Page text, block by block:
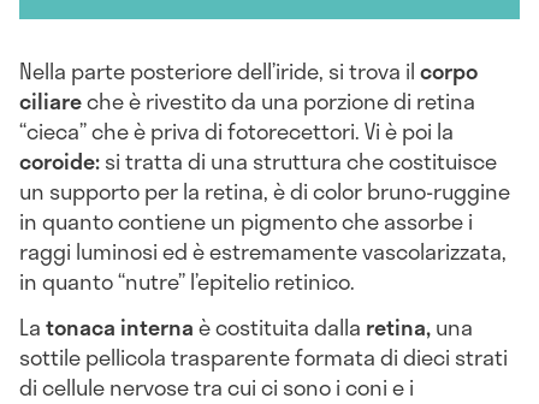
Nella parte posteriore dell’iride, si trova ilcorpo
ciliareche è rivestito da una porzione di retina
“cieca” che è priva di fotorecettori. Vi è poi la
coroide:si tratta di una struttura che costituisce
un supporto per la retina, è di color bruno-ruggine
in quanto contiene un pigmento che assorbe i
raggi luminosi ed è estremamente vascolarizzata,
in quanto “nutre” l’epitelio retinico.
Latonaca internaè costituita dalla retina,una
sottile pellicola trasparente formata di dieci strati
di cellule nervose tra cui ci sono i coni e i